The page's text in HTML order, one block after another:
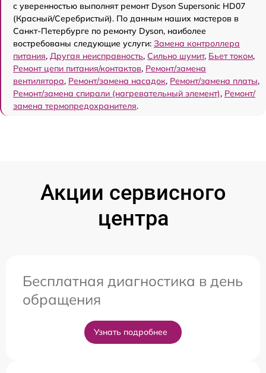
с уверенностью выполнят ремонт Dyson Supersonic HD07
(Красный/Серебристый). По данным наших мастеров в
Санкт-Петербурге по ремонту Dyson, наиболее
востребованы следующие услуги: Замена контроллера
питания, Другая неисправность, Сильно шумит, Бьет током,
Ремонт цепи питания/контактов, Ремонт/замена
вентилятора, Ремонт/замена насадок, Ремонт/замена платы,
Ремонт/замена спирали (нагревательный элемент), Ремонт/
замена термопредохранителя.
Акции сервисного
центра
Бесплатная диагностика в день
обращения
Узнать подробнее